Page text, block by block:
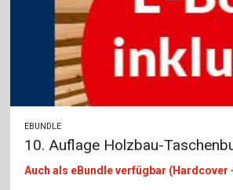
EBUNDLE
10. Auflage Holzbau-
Auch als eBundle verfügbar (Hardcover